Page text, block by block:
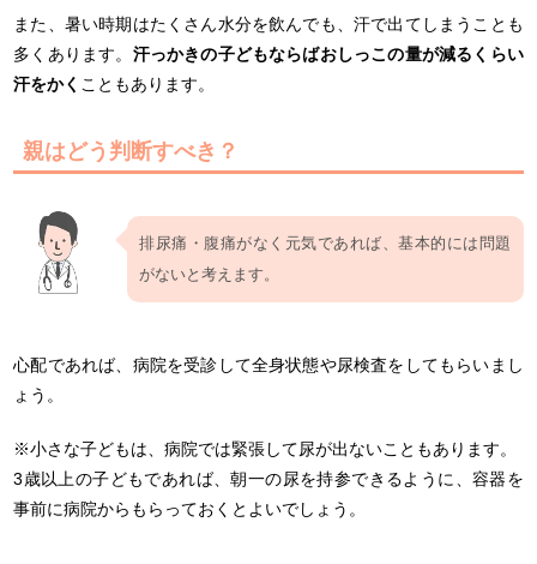
また、暑い時期はたくさん水分を飲んでも、汗で出てしまうことも
多くあります。 汗っかきの子どもならばおしっこの量が減るくらい
汗をかく こともあります。
親はどう判断すべき？
排尿痛・腹痛がなく元気であれば、基本的には問題
がないと考えます。
心配であれば、病院を受診して全身状態や尿検査をしてもらいまし
ょう。
※小さな子どもは、病院では緊張して尿が出ないこともあります。
3歳以上の子どもであれば、朝一の尿を持参できるように、容器を
事前に病院からもらっておくとよいでしょう。